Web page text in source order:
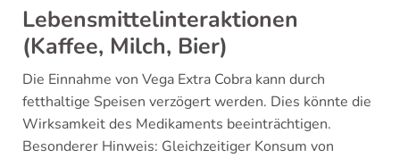
Lebensmittelinteraktionen
(Kaffee, Milch, Bier)
Die Einnahme von Vega Extra Cobra kann durch
fetthaltige Speisen verzögert werden. Dies könnte die
Wirksamkeit des Medikaments beeinträchtigen.
Besonderer Hinweis: Gleichzeitiger Konsum von